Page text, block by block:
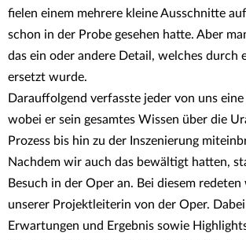
fielen einem mehrere kleine Ausschnitte
schon in der Probe gesehen hatte. Aber
das ein oder andere Detail, welches durch
ersetzt wurde.
Darauffolgend verfasste jeder von uns
wobei er sein gesamtes Wissen über die
Prozess bis hin zu der Inszenierung
Nachdem wir auch das bewältigt hatten,
Besuch in der Oper an. Bei diesem
unserer Projektleiterin von der Oper.
Erwartungen und Ergebnis sowie